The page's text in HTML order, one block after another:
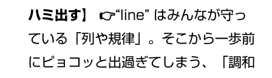
ハミ出す】
👉“line” はみんなが守っ
ている「列や規律」。そこから一歩前
にピョコッと出過ぎてしまう、「調和